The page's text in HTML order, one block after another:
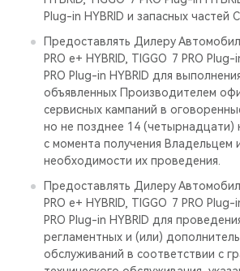
Plug-in HYBRID и запасных частей
Предоставлять Дилеру
PRO е+ HYBRID, TIGGO 7 PRO Plug-
PRO Plug-in HYBRID для
объявленных Производителем
сервисных кампаний в
но не позднее 14 (четырнадцати)
с момента получения Владельцем
необходимости их проведения.
Предоставлять Дилеру
PRO е+ HYBRID, TIGGO 7 PRO Plug-
PRO Plug-in HYBRID для
регламентных и (или)
обслуживаний в соответствии с